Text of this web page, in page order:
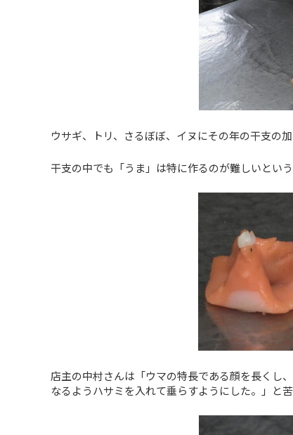
ウサギ、トリ、さるぼぼ、イヌにその年の干支の
干支の中でも「うま」は特に作るのが難しいという
店主の中村さんは「ウマの特長である顔を長くし
なるようハサミを入れて垂らすようにした。」と